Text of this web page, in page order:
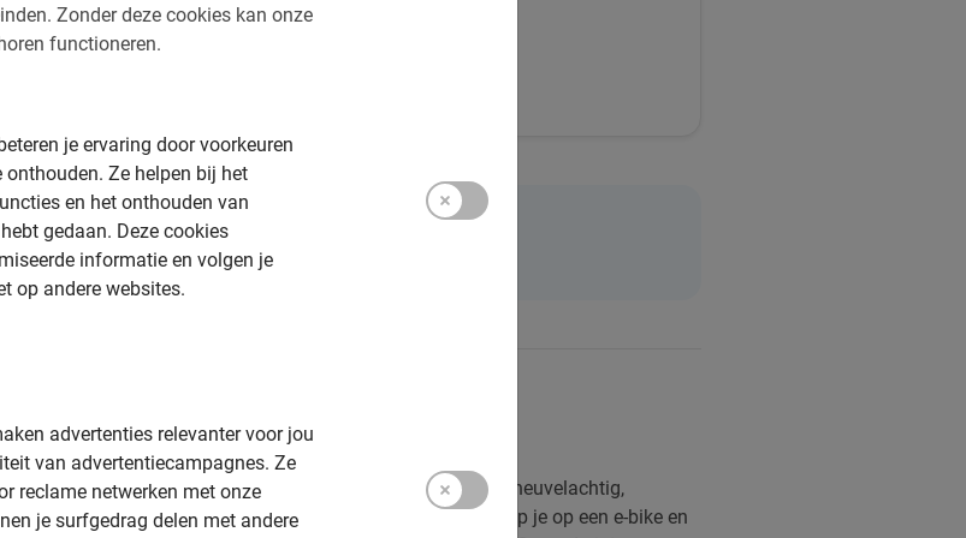
Zonder deze cookies kan onze
functioneren.
je ervaring door voorkeuren
onthouden. Ze helpen bij het
en het onthouden van
gedaan. Deze cookies
informatie en volgen je
op andere websites.
advertenties relevanter voor jou
van advertentiecampagnes. Ze
reclame netwerken met onze
je surfgedrag delen met andere
Veilig en informatief
De beste tours sinds 2005
direct denken om te gaan fietsen in Granada. Het is erg heuvelachtig,
Dat is echter helemaal niet waar! Tijdens onze tours stap je op een e-bike en